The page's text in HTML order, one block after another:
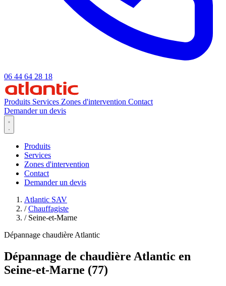
06 44 64 28 18
Produits Services Zones d'intervention Contact
Demander un devis
Produits
Services
Zones d'intervention
Contact
Demander un devis
Atlantic SAV
/ Chauffagiste
/ Seine-et-Marne
Dépannage chaudière Atlantic
Dépannage de chaudière Atlantic en
Seine-et-Marne (77)